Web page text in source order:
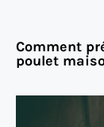
Comment
poulet